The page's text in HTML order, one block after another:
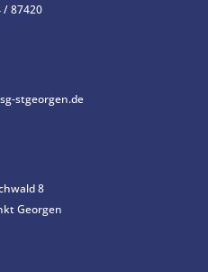
/ 87420
stgeorgen.de
8
Georgen